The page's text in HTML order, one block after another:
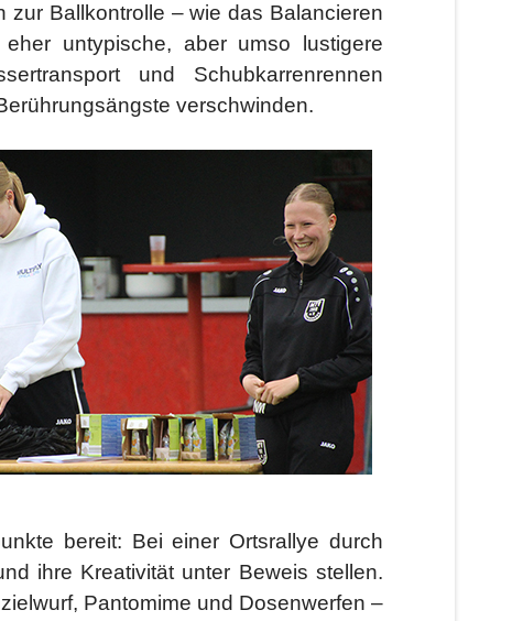
zur Ballkontrolle – wie das Balancieren
untypische, aber umso lustigere
und Schubkarrenrennen
verschwinden.
bereit: Bei einer Ortsrallye durch
ihre Kreativität unter Beweis stellen.
Pantomime und Dosenwerfen –